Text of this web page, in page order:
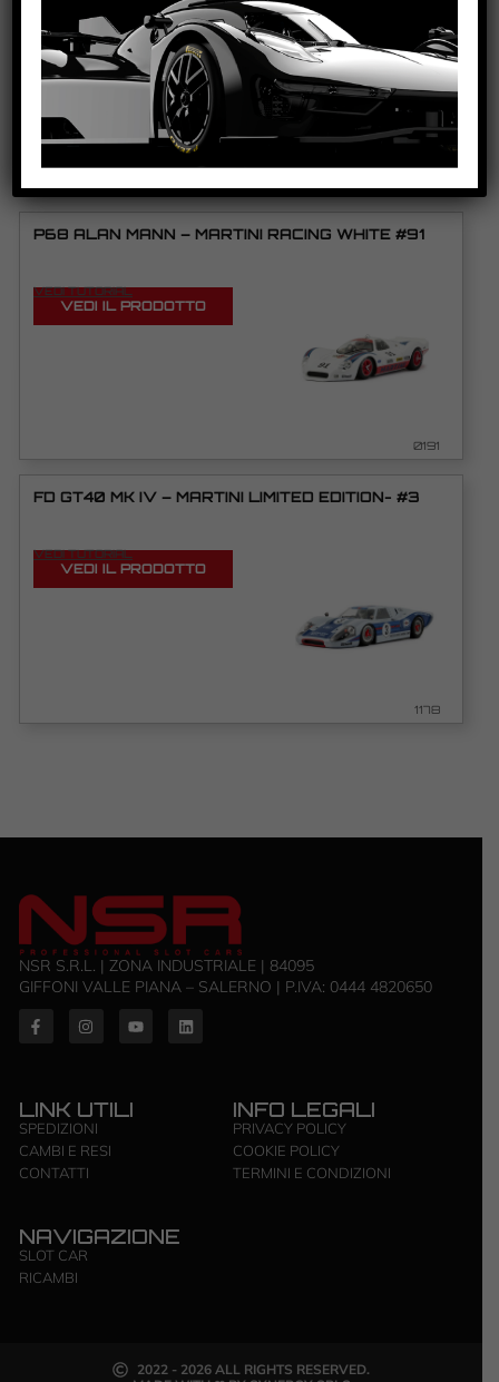
VEDI TUTORIAL
VEDI IL PRODOTTO
P68 ALAN MANN – MARTINI RACING WHITE #91
VEDI TUTORIAL
VEDI IL PRODOTTO
0191
FD GT40 MK IV – MARTINI LIMITED EDITION- #3
VEDI TUTORIAL
VEDI IL PRODOTTO
1178
NSR S.R.L. | ZONA INDUSTRIALE | 84095
GIFFONI VALLE PIANA – SALERNO | P.IVA: ‭0444 4820650‬
LINK UTILI
SPEDIZIONI
CAMBI E RESI
CONTATTI
INFO LEGALI
PRIVACY POLICY
COOKIE POLICY
TERMINI E CONDIZIONI
NAVIGAZIONE
SLOT CAR
RICAMBI
2022 - 2026 ALL RIGHTS RESERVED.